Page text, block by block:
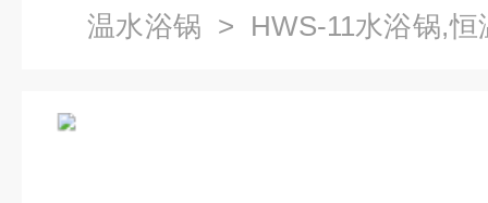
温水浴锅 > HWS-11水浴锅,恒